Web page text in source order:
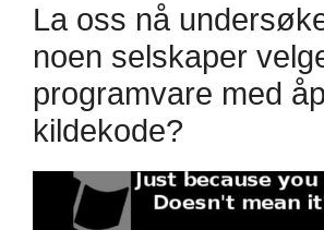
La oss nå
noen selskaper
programvare med
kildekode?